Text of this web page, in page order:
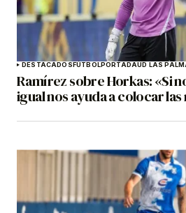
DESTACADOS FÚTBOLPORTADAUD LAS
Ramírez sobre Horkas: «Si
igual nos ayuda a colocar